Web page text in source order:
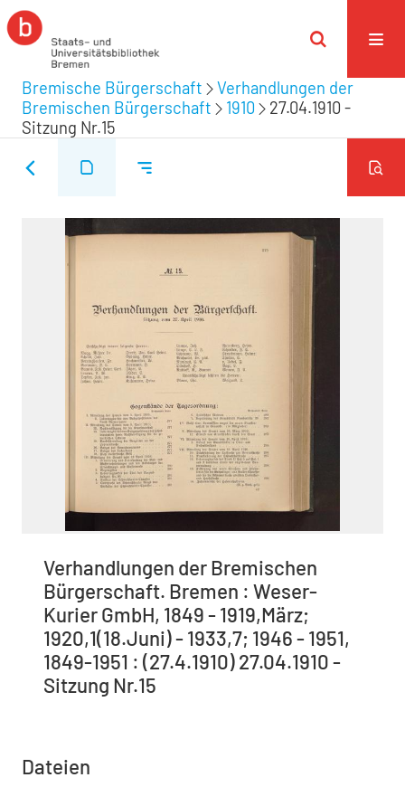
Bremische Bürgerschaft
Verhandlungen der
Bremischen Bürgerschaft
1910
27.04.1910 -
Sitzung Nr.15
Verhandlungen der Bremischen
Bürgerschaft. Bremen : Weser-
Kurier GmbH, 1849 - 1919,März;
1920,1(18.Juni) - 1933,7; 1946 - 1951,
1849-1951 : (27.4.1910) 27.04.1910 -
Sitzung Nr.15
Dateien